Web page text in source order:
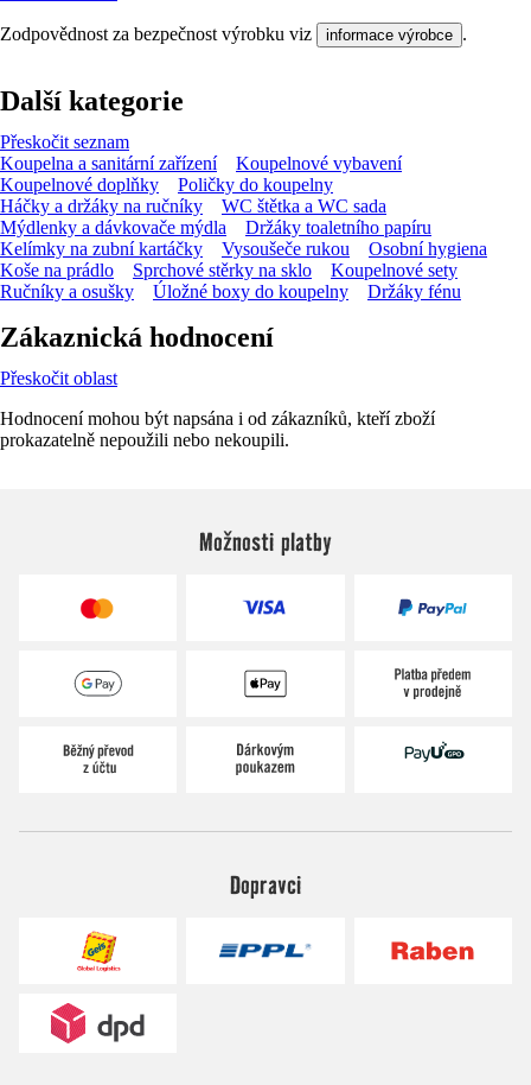
Zodpovědnost za bezpečnost výrobku viz informace výrobce .
Další kategorie
Přeskočit seznam
Koupelna a sanitární zařízení
Koupelnové vybavení
Koupelnové doplňky
Poličky do koupelny
Háčky a držáky na ručníky
WC štětka a WC sada
Mýdlenky a dávkovače mýdla
Držáky toaletního papíru
Kelímky na zubní kartáčky
Vysoušeče rukou
Osobní hygiena
Koše na prádlo
Sprchové stěrky na sklo
Koupelnové sety
Ručníky a osušky
Úložné boxy do koupelny Držáky fénu
Zákaznická hodnocení
Přeskočit oblast
Hodnocení mohou být napsána i od zákazníků, kteří zboží
prokazatelně nepoužili nebo nekoupili.
Možnosti platby
Dopravci